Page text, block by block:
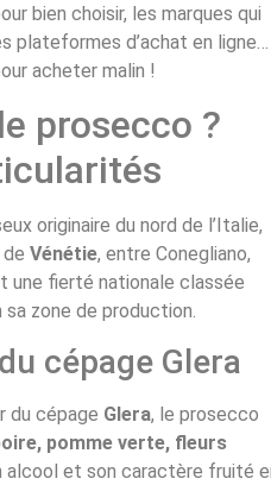
bien choisir, les marques qui
plateformes d’achat en ligne…
acheter malin !
prosecco ?
originaire du nord de l’Italie,
Vénétie, entre Conegliano,
une fierté nationale classée
sa zone de production.
cépage Glera
du cépage Glera, le prosecco
pomme verte, fleurs
alcool et son caractère fruité